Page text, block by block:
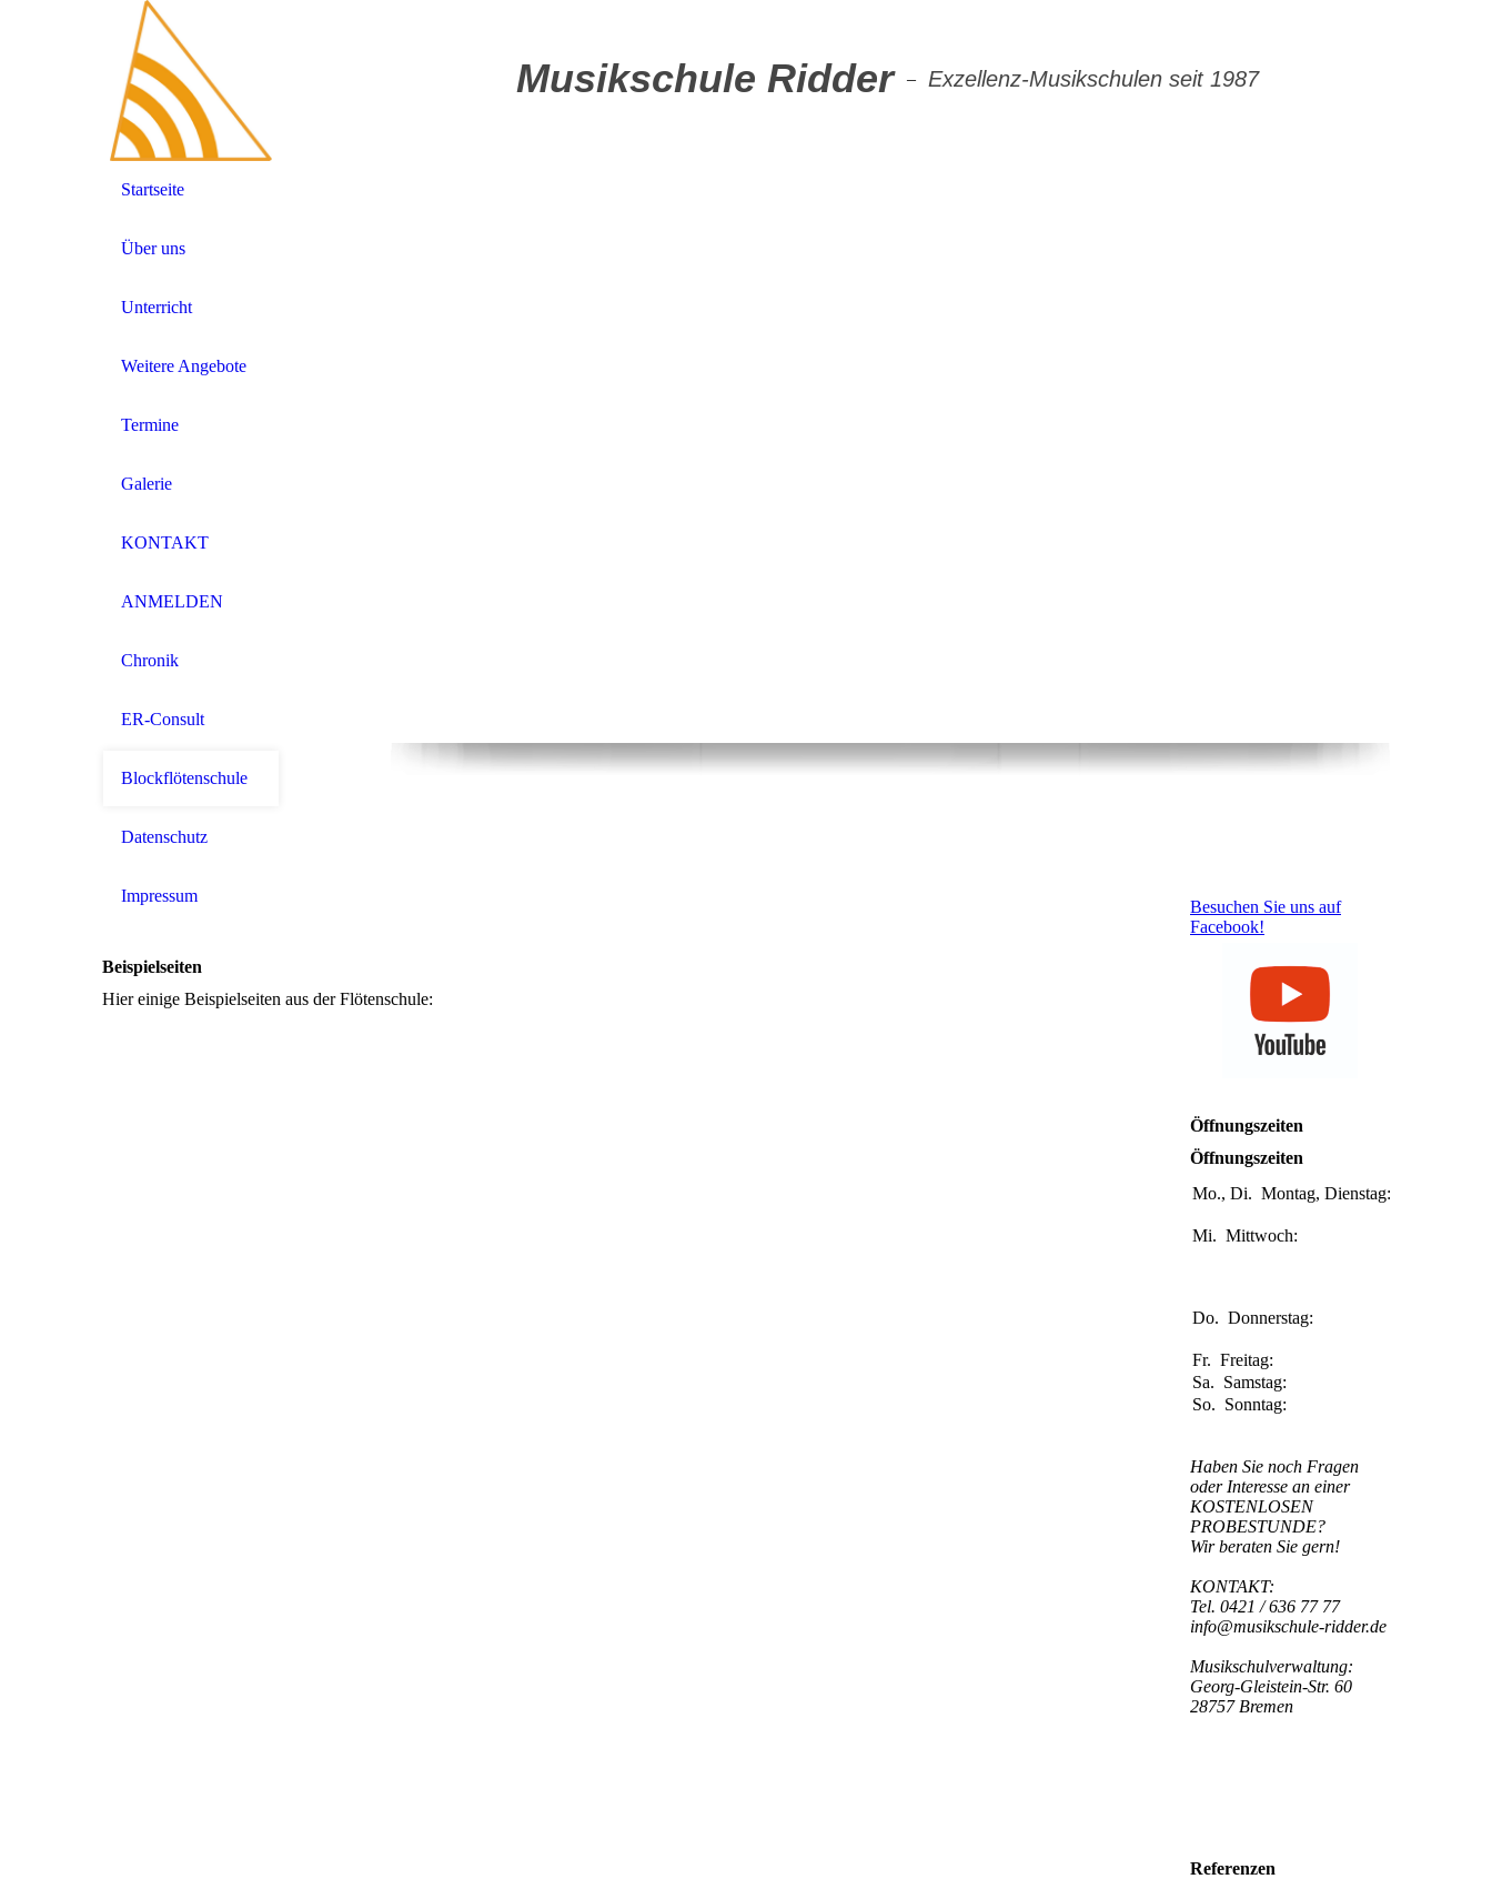
Musikschule Ridder – Exzellenz-Musikschulen seit 1987
Startseite
Über uns
Unterricht
Weitere Angebote
Termine
Galerie
KONTAKT
ANMELDEN
Chronik
ER-Consult
Blockflötenschule
Datenschutz
Impressum
Beispielseiten
Hier einige Beispielseiten aus der Flötenschule:
Besuchen Sie uns auf
Facebook!
Öffnungszeiten
Öffnungszeiten
Mo., Di. Montag, Dienstag:
Mi. Mittwoch:
Do. Donnerstag:
Fr. Freitag:
Sa. Samstag:
So. Sonntag:
Haben Sie noch Fragen
oder Interesse an einer
KOSTENLOSEN
PROBESTUNDE?
Wir beraten Sie gern!
KONTAKT:
Tel. 0421 / 636 77 77
info@musikschule-ridder.de
Musikschulverwaltung:
Georg-Gleistein-Str. 60
28757 Bremen
Referenzen